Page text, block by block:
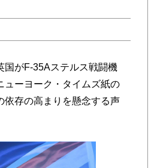
がF-35Aステルス戦闘機
ューヨーク・タイムズ紙の
依存の高まりを懸念する声